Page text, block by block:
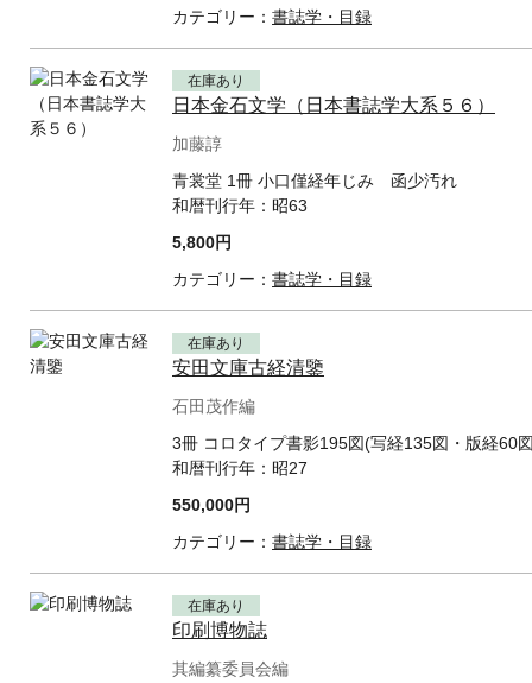
カテゴリー： 書誌学・目録
在庫あり
日本金石文学（日本書誌学大系５６）
加藤諄
青裳堂 1冊 小口僅経年じみ 函少汚れ
和暦刊行年： 昭63
5,800円
カテゴリー： 書誌学・目録
在庫あり
安田文庫古経清鑒
石田茂作編
3冊 コロタイプ書影195図(写経135図・版経
和暦刊行年： 昭27
550,000円
カテゴリー： 書誌学・目録
在庫あり
印刷博物誌
其編纂委員会編